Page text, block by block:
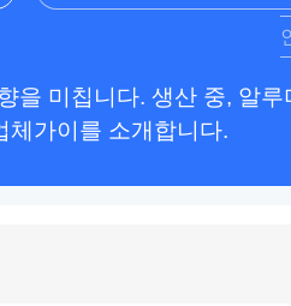
을 미칩니다. 생산 중, 알루
체가이를 소개합니다.